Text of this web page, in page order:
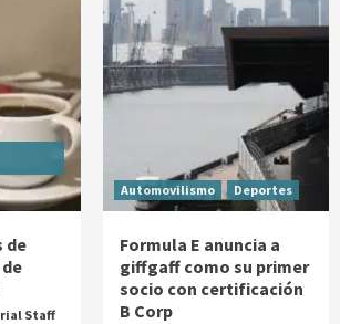
de
Staff
Automovilismo Deportes
Formula E anuncia a
giffgaff como su primer
socio con certificación
B Corp